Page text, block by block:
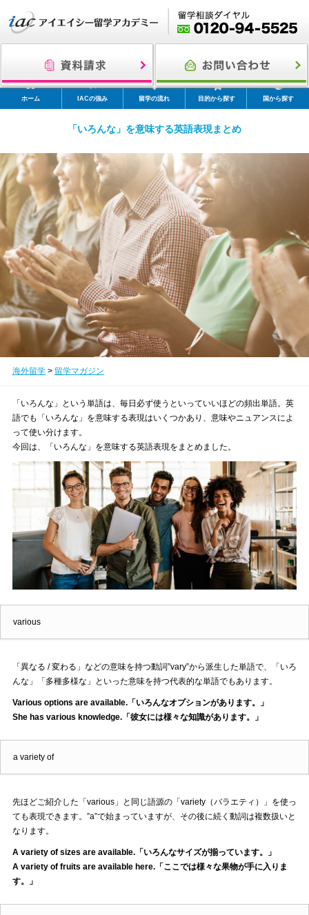
ホーム IACの強み 留学の流れ 目的から探す 国から探す
「いろんな」を意味する英語表現まとめ
海外留学> 留学マガジン
「いろんな」という単語は、毎日必ず使うといっていいほどの頻出単語。英
語でも「いろんな」を意味する表現はいくつかあり、意味やニュアンスによ
って使い分けます。
今回は、「いろんな」を意味する英語表現をまとめました。
various
「異なる / 変わる」などの意味を持つ動詞”vary”から派生した単語で、「いろ
んな」「多種多様な」といった意味を持つ代表的な単語でもあります。
Various options are available.「いろんなオプションがあります。」
She has various knowledge.「彼女には様々な知識があります。」
a variety of
先ほどご紹介した「various」と同じ語源の「variety（バラエティ）」を使っ
ても表現できます。”a”で始まっていますが、その後に続く動詞は複数扱いと
なります。
A variety of sizes are available.「いろんなサイズが揃っています。」
A variety of fruits are available here.「ここでは様々な果物が手に入りま
す。」